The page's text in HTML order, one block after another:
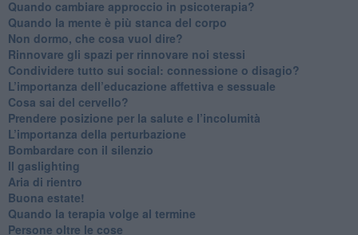
Quando cambiare approccio in psicoterapia?
​Quando la mente è più stanca del corpo
Non dormo, che cosa vuol dire?
​Rinnovare gli spazi per rinnovare noi stessi
​Condividere tutto sui social: connessione o disagio?
​L’importanza dell’educazione affettiva e sessuale
​Cosa sai del cervello?
Prendere posizione per la salute e l’incolumità
L’importanza della perturbazione
​Bombardare con il silenzio
Il gaslighting
Aria di rientro
Buona estate!
​Quando la terapia volge al termine
​Persone oltre le cose